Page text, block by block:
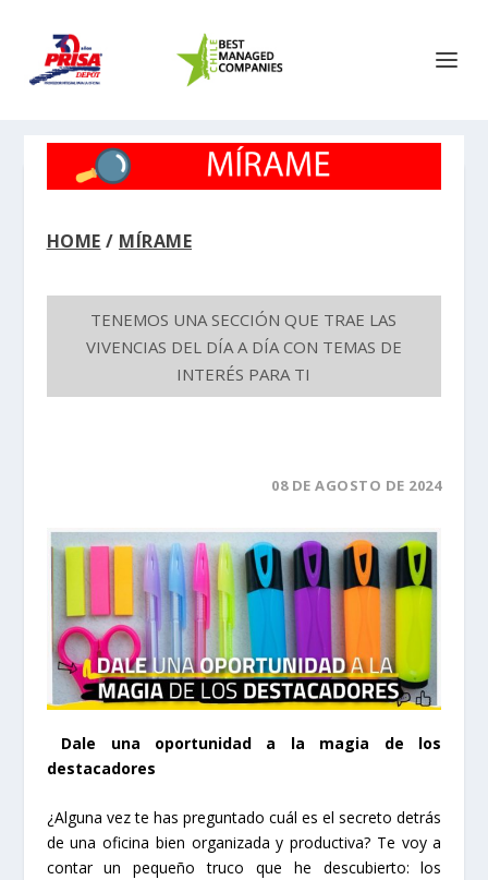
HOME / MÍRAME
TENEMOS UNA SECCIÓN QUE TRAE LAS
VIVENCIAS DEL DÍA A DÍA CON TEMAS DE
INTERÉS PARA TI
08 DE AGOSTO DE 2024
Dale una oportunidad a la magia de los
destacadores
¿Alguna vez te has preguntado cuál es el secreto detrás
de una oficina bien organizada y productiva? Te voy a
contar un pequeño truco que he descubierto: los